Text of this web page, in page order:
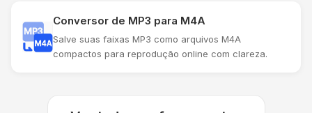
Conversor de MP3 para M4A
Salve suas faixas MP3 como arquivos M4A
compactos para reprodução online com clareza.